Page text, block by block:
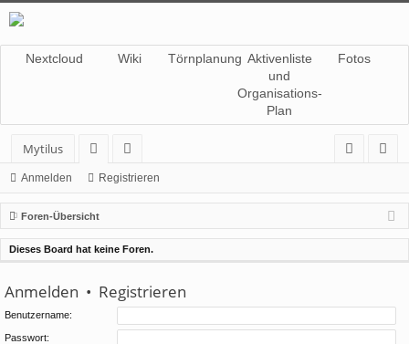
Nextcloud Wiki Törnplanung Aktivenliste
und
Organisations-
Plan
Fotos
Mytilus
or
en
itg
lie
de
r
m
el
de
ist
rie
re
Anmelden Registrieren
Foren-Übersicht
Dieses Board hat keine Foren.
Anmelden • Registrieren
Benutzername:
Passwort: